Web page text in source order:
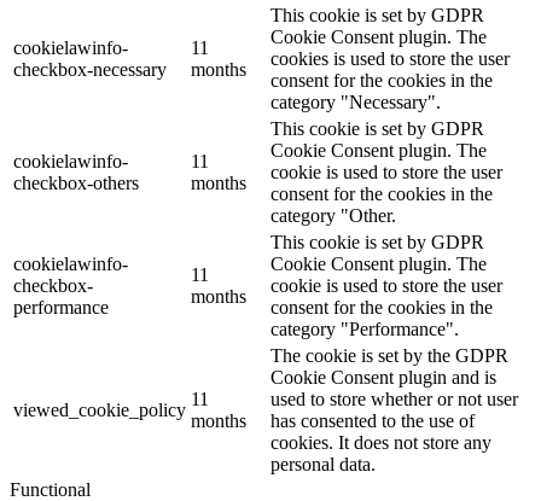
cookielawinfo-
checkbox-necessary
11
months
This cookie is set by GDPR
Cookie Consent plugin. The
cookies is used to store the user
consent for the cookies in the
category "Necessary".
cookielawinfo-
checkbox-others
11
months
This cookie is set by GDPR
Cookie Consent plugin. The
cookie is used to store the user
consent for the cookies in the
category "Other.
cookielawinfo-
checkbox-
performance
11
months
This cookie is set by GDPR
Cookie Consent plugin. The
cookie is used to store the user
consent for the cookies in the
category "Performance".
viewed_cookie_policy
11
months
The cookie is set by the GDPR
Cookie Consent plugin and is
used to store whether or not user
has consented to the use of
cookies. It does not store any
personal data.
Functional